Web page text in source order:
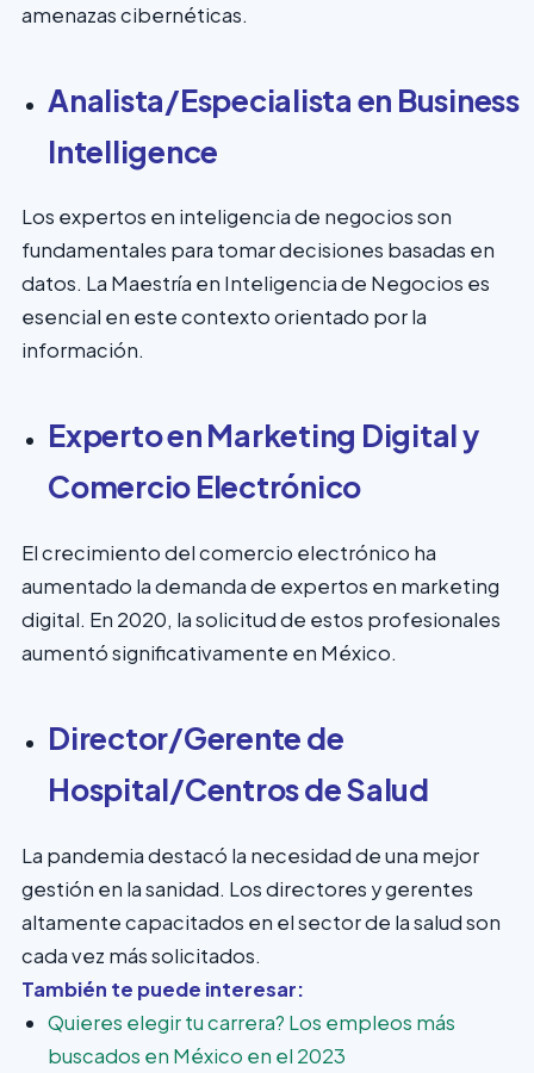
amenazas cibernéticas.
Analista/Especialista en Business
Intelligence
Los expertos en inteligencia de negocios son
fundamentales para tomar decisiones basadas en
datos. La Maestría en Inteligencia de Negocios es
esencial en este contexto orientado por la
información.
Experto en Marketing Digital y
Comercio Electrónico
El crecimiento del comercio electrónico ha
aumentado la demanda de expertos en marketing
digital. En 2020, la solicitud de estos profesionales
aumentó significativamente en México.
Director/Gerente de
Hospital/Centros de Salud
La pandemia destacó la necesidad de una mejor
gestión en la sanidad. Los directores y gerentes
altamente capacitados en el sector de la salud son
cada vez más solicitados.
También te puede interesar:
Quieres elegir tu carrera? Los empleos más
buscados en México en el 2023